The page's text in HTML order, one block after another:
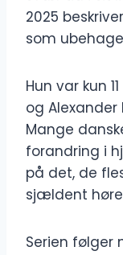
2025
som
Hun var kun
og Alexander
Mange
forandring i
på det, de
sjældent
Serien